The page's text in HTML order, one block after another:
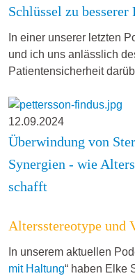
Schlüssel zu
In einer unserer letzten
und ich uns anlässlich
Patientensicherheit
12.09.2024
Überwindung von
Synergien - wie
schafft
Altersstereotype und
In unserem aktuellen
mit Haltung“ haben Elke